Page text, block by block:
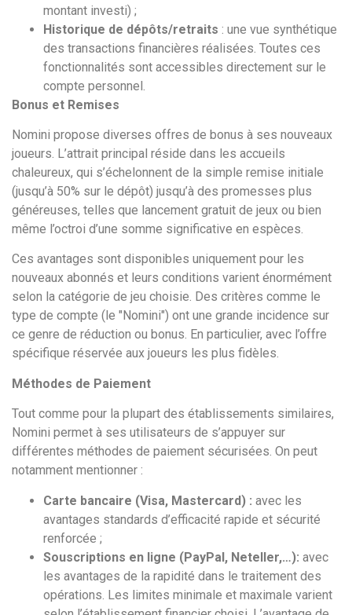
montant investi) ;
Historique de dépôts/retraits : une vue synthétique
des transactions financières réalisées. Toutes ces
fonctionnalités sont accessibles directement sur le
compte personnel.
Bonus et Remises
Nomini propose diverses offres de bonus à ses nouveaux
joueurs. L’attrait principal réside dans les accueils
chaleureux, qui s’échelonnent de la simple remise initiale
(jusqu’à 50% sur le dépôt) jusqu’à des promesses plus
généreuses, telles que lancement gratuit de jeux ou bien
même l’octroi d’une somme significative en espèces.
Ces avantages sont disponibles uniquement pour les
nouveaux abonnés et leurs conditions varient énormément
selon la catégorie de jeu choisie. Des critères comme le
type de compte (le "Nomini") ont une grande incidence sur
ce genre de réduction ou bonus. En particulier, avec l’offre
spécifique réservée aux joueurs les plus fidèles.
Méthodes de Paiement
Tout comme pour la plupart des établissements similaires,
Nomini permet à ses utilisateurs de s’appuyer sur
différentes méthodes de paiement sécurisées. On peut
notamment mentionner :
Carte bancaire (Visa, Mastercard) : avec les
avantages standards d’efficacité rapide et sécurité
renforcée ;
Souscriptions en ligne (PayPal, Neteller,…): avec
les avantages de la rapidité dans le traitement des
opérations. Les limites minimale et maximale varient